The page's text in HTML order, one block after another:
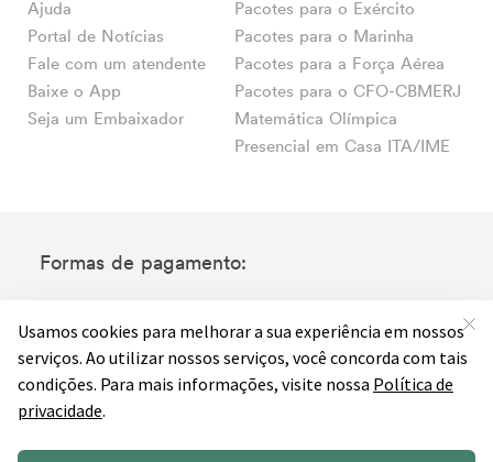
Ajuda
Portal de Notícias
Fale com um atendente
Baixe o App
Seja um Embaixador
Pacotes para o Exército
Pacotes para o Marinha
Pacotes para a Força Aérea
Pacotes para o CFO-CBMERJ
Matemática Olímpica
Presencial em Casa ITA/IME
Formas de pagamento: